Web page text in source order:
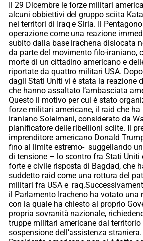
Il 29 Dicembre le forze militari
alcuni obbiettivi del gruppo sciita
nei territori di Iraq e Siria. Il
operazione come una reazione
subito dalla base irachena dislocata
da parte del movimento filo-iraniano,
morte di un cittadino americano e
riportate da quattro militari USA.
dagli Stati Uniti vi è stata la reazione
che hanno assaltato l’ambasciata
Questo il motivo per cui è stato
forze militari americane, il raid che ha
iraniano Soleimani, considerato da
pianificatore delle ribellioni sciite. Il
imprenditore americano Donald
fino al limite estremo- suggellando
di tensione – lo scontro fra Stati Uniti
forte e civile risposta di Bagdad, che
suddetto raid come una rottura del
militari fra USA e
il Parlamento Iracheno ha votato una
con la quale ha chiesto al proprio
propria sovranità nazionale,
truppe militari americane dal territorio
sospensione dell’assistenza